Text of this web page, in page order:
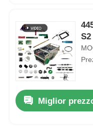
Casa
Prodotti
VideoMiglior